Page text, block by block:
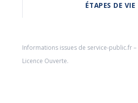
ÉTAPES DE VIE
Informations issues de service-public.fr–
Licence Ouverte.